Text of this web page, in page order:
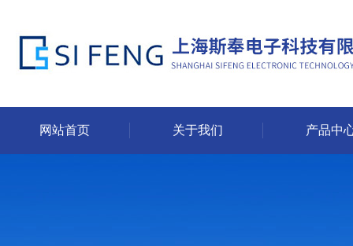
网站首页 关于我们 产品中